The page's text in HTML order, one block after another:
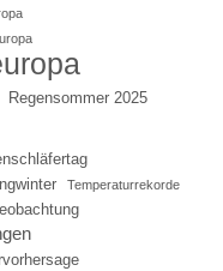
Regensommer 2025
Temperaturrekorde